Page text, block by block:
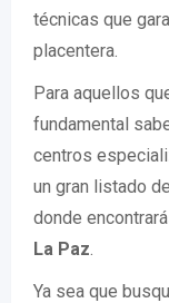
técnicas que
placentera.
Para aquellos
fundamental
centros
un gran listado
donde
La Paz.
Ya sea que